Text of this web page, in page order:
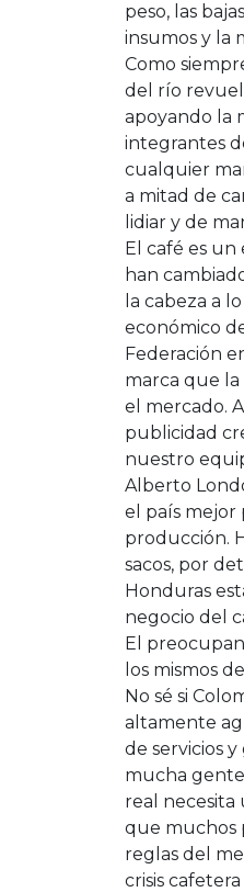
peso, las
insumos y la
Como
del río
apoyando la
integrantes
cualquier
a mitad de
lidiar y de
El café es
han
la cabeza a
económico
Federación
marca que la
el mercado.
publicidad
nuestro
Alberto
el país mejor
producción.
sacos, por
Honduras
negocio del
El
los mismos
No sé si
altamente
de servicios
mucha
real necesita
que muchos
reglas del
crisis